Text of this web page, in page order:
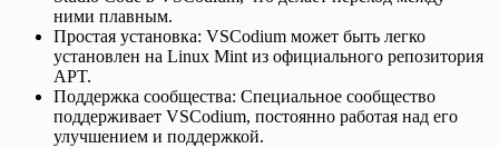
ними плавным.
Простая установка: VSCodium может быть легко
установлен на Linux Mint из официального репозитория
APT.
Поддержка сообщества: Специальное сообщество
поддерживает VSCodium, постоянно работая над его
улучшением и поддержкой.